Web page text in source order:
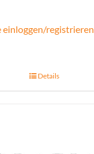
einloggen/registrieren
Details